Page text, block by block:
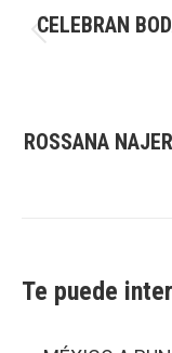
CELEBRAN
ROSSANA
Te puede